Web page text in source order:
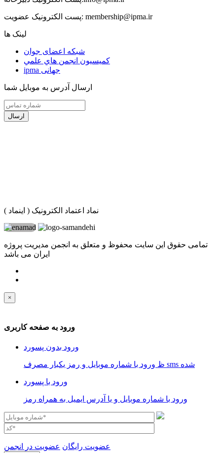
پست الکترونیک عضویت: membership@ipma.ir
لینک ها
شبکه اعضای جوان
كميسيون انجمن هاي علمي
ipma جهانی
ارسال آدرس به موبایل شما
ارسال
نماد اعتماد الکترونیک ( اینماد )
تمامی حقوق این سایت محفوظ و متعلق به انجمن مدیریت پروژه
ایران می باشد
×
ورود به صفحه کاربری
ورود بدون پسورد
ظ ورود با شماره موبایل و رمز یکبار مصرف sms شده
ورود با پسورد
ورود با شماره موبایل و یا آدرس ایمیل به همراه رمز
عضویت رایگان عضویت در انجمن